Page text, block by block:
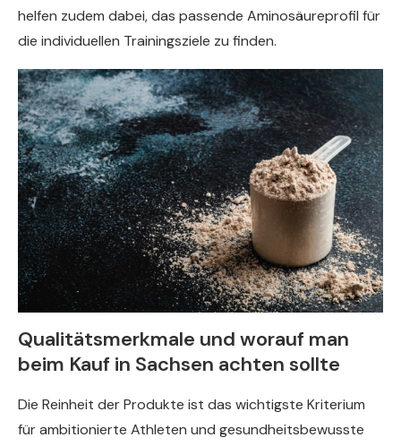
helfen zudem dabei, das passende Aminosäureprofil für
die individuellen Trainingsziele zu finden.
Qualitätsmerkmale und worauf man
beim Kauf in Sachsen achten sollte
Die Reinheit der Produkte ist das wichtigste Kriterium
für ambitionierte Athleten und gesundheitsbewusste